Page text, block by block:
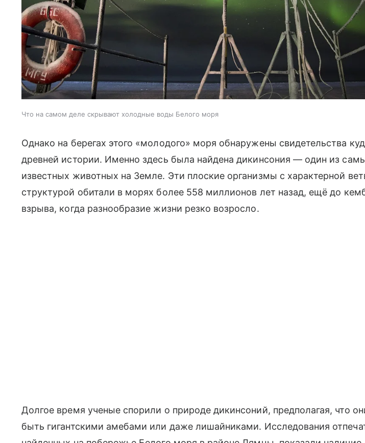
Что на самом деле скрывают холодные воды Белого моря
Однако на берегах этого «молодого» моря обнаружены свидетельства
древней истории. Именно здесь была найдена дикинсония — один из
известных животных на Земле. Эти плоские организмы с характерной
структурой обитали в морях более 558 миллионов лет назад, ещё до
взрыва, когда разнообразие жизни резко возросло.
Долгое время ученые спорили о природе дикинсоний, предполагая, что
быть гигантскими амебами или даже лишайниками. Исследования